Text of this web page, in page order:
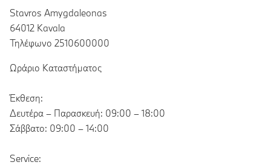
Stavros Amygdaleonas
64012 Kavala
Τηλέφωνο 2510600000
Ωράριο Καταστήματος
Έκθεση:
Δευτέρα – Παρασκευή: 09:00 – 18:00
Σάββατο: 09:00 – 14:00
Service: